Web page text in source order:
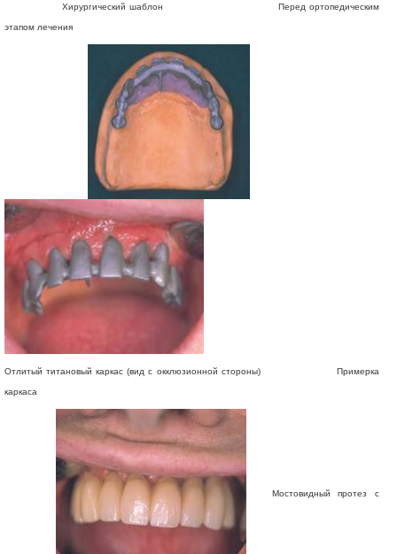
Хирургический шаблон Перед ортопедическим
этапом лечения
Отлитый титановый каркас (вид с окклюзионной стороны) Примерка
каркаса
Мостовидный протез с